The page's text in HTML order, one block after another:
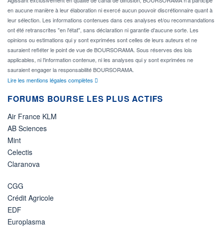
en aucune manière à leur élaboration ni exercé aucun pouvoir discrétionnaire quant à
leur sélection. Les informations contenues dans ces analyses et/ou recommandations
ont été retranscrites "en l'état", sans déclaration ni garantie d'aucune sorte. Les
opinions ou estimations qui y sont exprimées sont celles de leurs auteurs et ne
sauraient refléter le point de vue de BOURSORAMA. Sous réserves des lois
applicables, ni l'information contenue, ni les analyses qui y sont exprimées ne
sauraient engager la responsabilité BOURSORAMA.
Lire les mentions légales complètes
FORUMS BOURSE LES PLUS ACTIFS
Air France KLM
AB Sciences
Mint
Celectis
Claranova
CGG
Crédit Agricole
EDF
Europlasma